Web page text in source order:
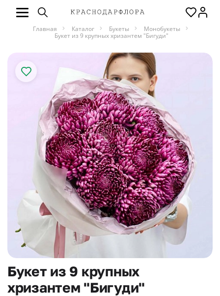
Главная Каталог Букеты
Монобукеты
Букет из 9 крупных хризантем "Бигуди"
Букет из 9 крупных
хризантем "Бигуди"